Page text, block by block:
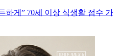
하게” 70세 이상 식생활 점수 가